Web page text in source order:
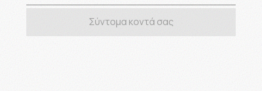
Σύντομα κοντά σας